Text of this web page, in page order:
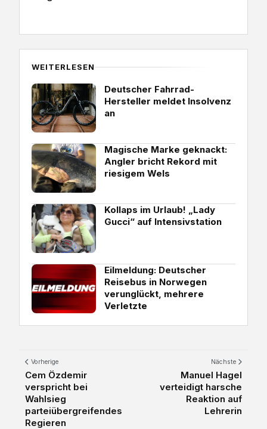
WEITERLESEN
Deutscher Fahrrad-
Hersteller meldet Insolvenz
an
Magische Marke geknackt:
Angler bricht Rekord mit
riesigem Wels
Kollaps im Urlaub! „Lady
Gucci“ auf Intensivstation
Eilmeldung: Deutscher
Reisebus in Norwegen
verunglückt, mehrere
Verletzte
Vorherige
Cem Özdemir
verspricht bei
Wahlsieg
parteiübergreifendes
Regieren
Nächste
Manuel Hagel
verteidigt harsche
Reaktion auf
Lehrerin